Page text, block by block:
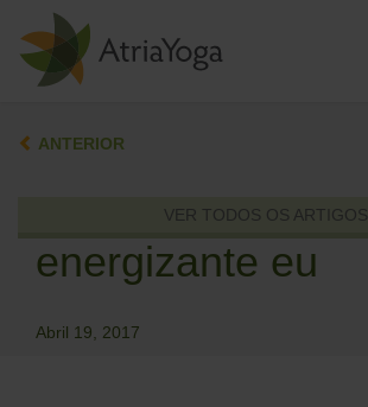
ANTERIOR
VER TODOS OS ARTIGOS
energizante eu
Abril 19, 2017